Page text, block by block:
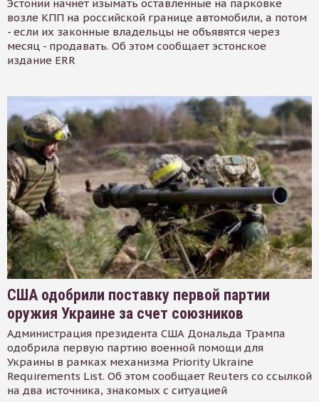
Эстонии начнет изымать оставленные на парковке
возле КПП на российской границе автомобили, а потом
- если их законные владельцы не объявятся через
месяц - продавать. Об этом сообщает эстонское
издание ERR
США одобрили поставку первой партии
оружия Украине за счет союзников
Администрация президента США Дональда Трампа
одобрила первую партию военной помощи для
Украины в рамках механизма Priority Ukraine
Requirements List. Об этом сообщает Reuters со ссылкой
на два источника, знакомых с ситуацией